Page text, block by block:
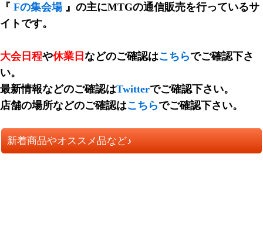
『 Fの集会場』の主にMTGの通信販売を行っているサ
イトです。
大会日程や休業日 などのご確認はこちらでご確認下さ
い。
最新情報などのご確認はTwitterでご確認下さい。
店舗の場所などのご確認はこちらでご確認下さい。
新着商品やオススメ品など♪